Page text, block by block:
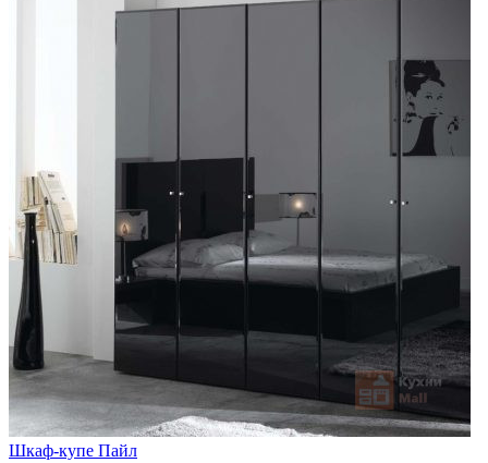
Шкаф-купе Пайл